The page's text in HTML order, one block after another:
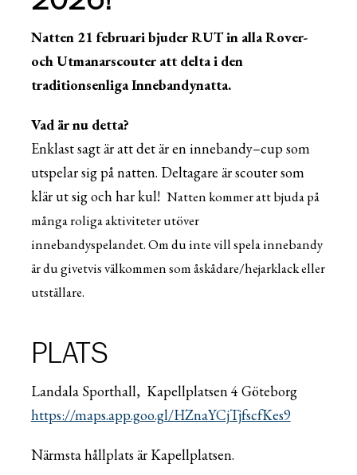
Natten 21 februari bjuder RUT in allaRover-
ochUtmanarscouter att delta i den
traditionsenliga Innebandynatta.
Vad är nu detta?
Enklast sagt är att det är en innebandy–cup som
utspelar sig på natten. Deltagare är scouter som
klär ut sig och har kul! Natten kommer att bjuda på
många roliga aktiviteter utöver
innebandyspelandet.Om du inte vill spela innebandy
är du givetvis välkommen som åskådare/hejarklack eller
utställare.
PLATS
Landala Sporthall, Kapellplatsen 4 Göteborg
https://maps.app.goo.gl/HZnaYCjTjfscfKes9
Närmsta hållplats är Kapellplatsen.